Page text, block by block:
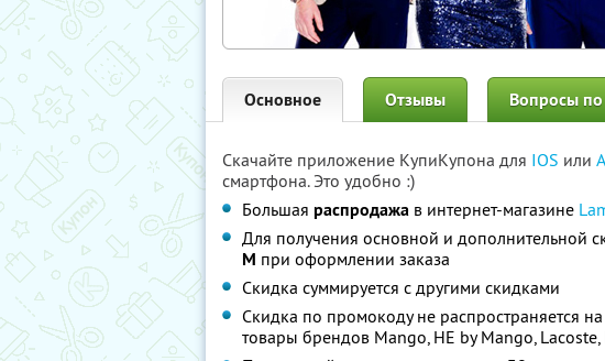
Основное Отзывы Вопросы
Скачайте приложение КупиКупона для IOS или
смартфона. Это удобно :)
Большая распродажа в интернет-магазине
Для получения основной и дополнительной
M при оформлении заказа
Скидка суммируется с другими скидками
Скидка по промокоду не распространяется
товары брендов Mango, HE by Mango,